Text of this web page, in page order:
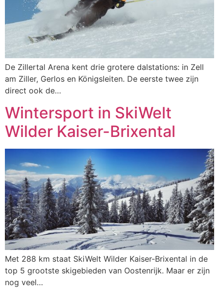
De Zillertal Arena kent drie grotere dalstations: in Zell
am Ziller, Gerlos en Königsleiten. De eerste twee zijn
direct ook de…
Wintersport in SkiWelt
Wilder Kaiser-Brixental
Met 288 km staat SkiWelt Wilder Kaiser-Brixental in de
top 5 grootste skigebieden van Oostenrijk. Maar er zijn
nog veel…